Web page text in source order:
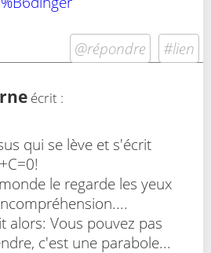
@répondre #lien
écrit :
qui se lève et s'écrit
le regarde les yeux
alors: Vous pouvez pas
c'est une parabole...